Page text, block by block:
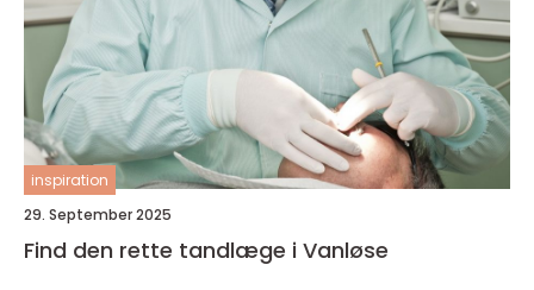
inspiration
29. September 2025
Find den rette tandlæge i Vanløse